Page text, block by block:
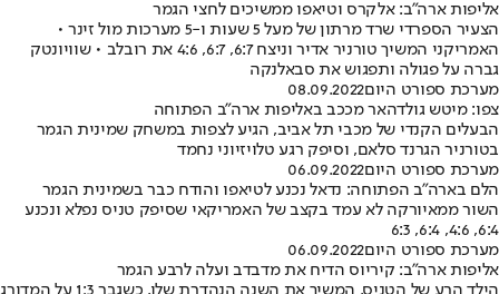
אליפות ארה"ב: אלקרס וטיאפו ממשיכים לחצי הגמר
הצעיר הספרדי שרד מרתון של מעל 5 שעות ו-5 מערכות מול זינר •
האמריקני המשיך טורניר אדיר וניצח 6:7, 6:7, 4:6 את רובלב • שוויונטק
גברה על פגולה ותפגוש את סבאלנקה
מערכת ספורט היום08.09.2022
צפו: מיטש גולדהאר מככב באליפות ארה"ב הפתוחה
הבעלים הקנדי של מכבי תל אביב, הגיע לצפות במשחק שמינית הגמר
בטורניר הגרנד סלאם, וסיפק רגע טלויזיוני נחמד
מערכת ספורט היום06.09.2022
הלם בארה"ב הפתוחה: נדאל נכנע לטיאפו והודח כבר בשמינית הגמר
השור ממאיורקה לא עמד בקצב של האמריקאי שסיפק טניס נפלא ונכנע
6:4, 4:6, 6:4, 6:3
מערכת ספורט היום06.09.2022
אליפות ארה"ב: קיריוס הדיח את מדבדב ועלה לרבע הגמר